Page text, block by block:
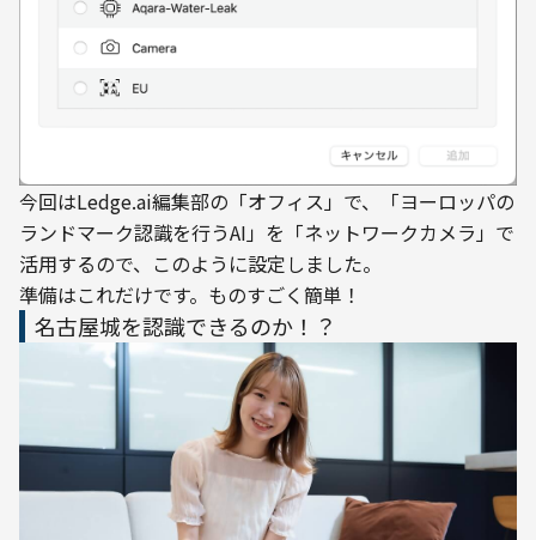
今回はLedge.ai編集部の「オフィス」で、「ヨーロッパの
ランドマーク認識を行うAI」を「ネットワークカメラ」で
活用するので、このように設定しました。
準備はこれだけです。ものすごく簡単！
名古屋城を認識できるのか！？